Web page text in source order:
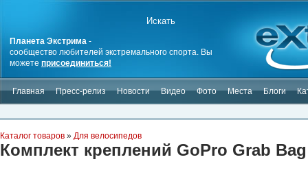
Планета Экстрима -
сообщество любителей экстремального спорта. Вы
можете присоединиться!
Главная Пресс-релиз Новости Видео Фото Места Блоги
Каталог товаров » Для велосипедов
Комплект креплений GoPro Grab Bag